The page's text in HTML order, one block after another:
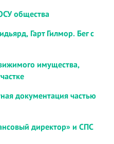
общества
Гарт Гилмор. Бег с
имущества,
документация частью
директор» и СПС